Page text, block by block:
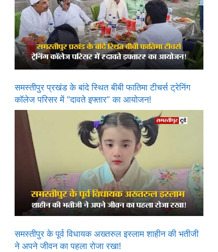
समस्तीपुर प्रखंड के बांदे स्थित बीबी फातिमा टीचर्स ट्रेनिंग
कॉलेज परिसर में “दावते इफ्तार” का आयोजन!
समस्तीपुर के पूर्व विधायक अख्तरुल इस्लाम शाहीन की भतीजी
ने अपने जीवन का पहला रोजा रखा!